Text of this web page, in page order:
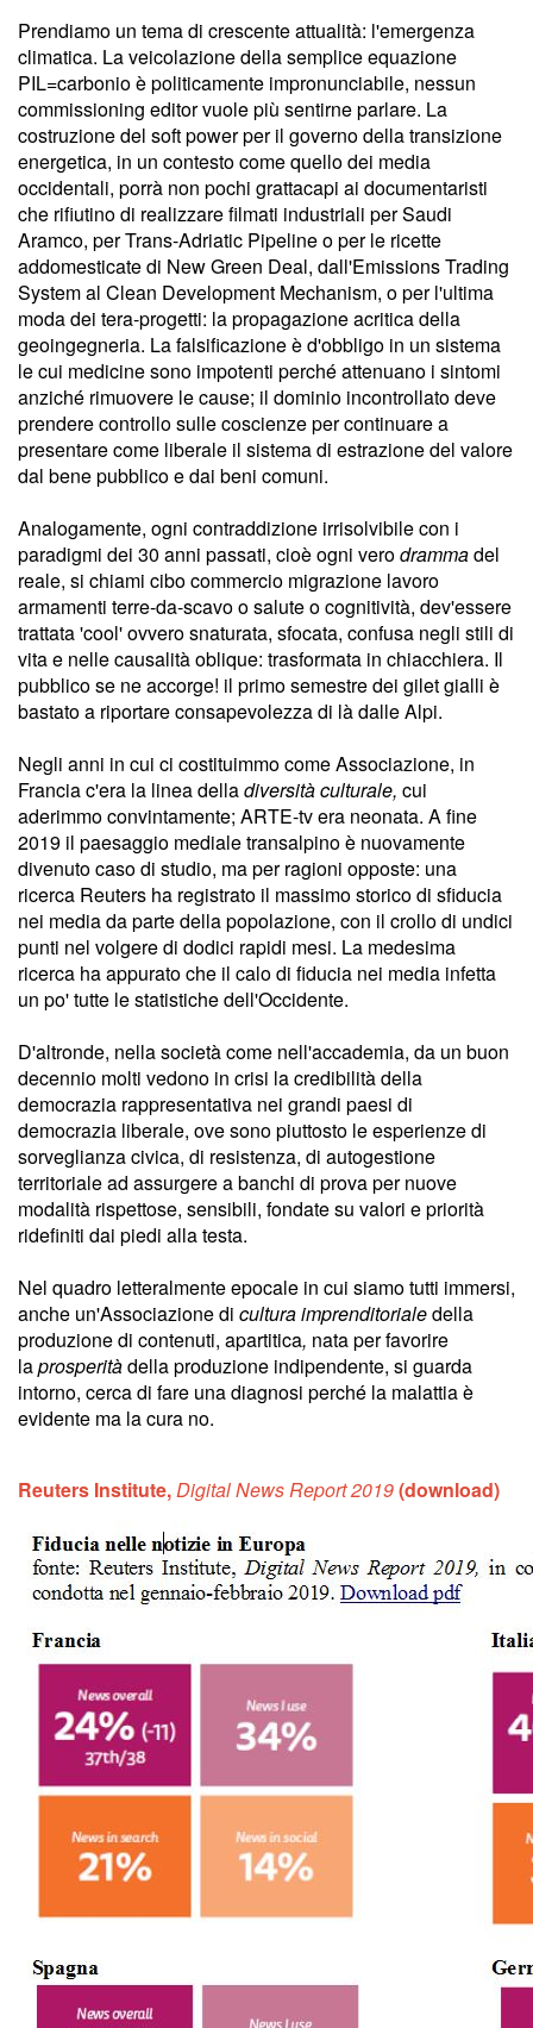
Prendiamo un tema di crescente attualità: l'emergenza
climatica. La veicolazione della semplice equazione
PIL=carbonio è politicamente impronunciabile, nessun
commissioning editor vuole più sentirne parlare. La
costruzione del soft power per il governo della transizione
energetica, in un contesto come quello dei media
occidentali, porrà non pochi grattacapi ai documentaristi
che rifiutino di realizzare filmati industriali per Saudi
Aramco, per Trans-Adriatic Pipeline o per le ricette
addomesticate di New Green Deal, dall'Emissions Trading
System al Clean Development Mechanism, o per l'ultima
moda dei tera-progetti: la propagazione acritica della
geoingegneria. La falsificazione è d'obbligo in un sistema
le cui medicine sono impotenti perché attenuano i sintomi
anziché rimuovere le cause; il dominio incontrollato deve
prendere controllo sulle coscienze per continuare a
presentare come liberale il sistema di estrazione del valore
dal bene pubblico e dai beni comuni.
Analogamente, ogni contraddizione irrisolvibile con i
paradigmi dei 30 anni passati, cioè ogni verodrammadel
reale, si chiami cibo commercio migrazione lavoro
armamenti terre-da-scavo o salute o cognitività, dev'essere
trattata 'cool' ovvero snaturata, sfocata, confusa negli stili di
vita e nelle causalità oblique: trasformata in chiacchiera. Il
pubblico se ne accorge! il primo semestre dei gilet gialli è
bastato a riportare consapevolezza di là dalle Alpi.
Negli anni in cui ci costituimmo come Associazione, in
Francia c'era la linea delladiversità culturale, cui
aderimmo convintamente; ARTE-tv era neonata. A fine
2019 il paesaggio mediale transalpino è nuovamente
divenuto caso di studio, ma per ragioni opposte: una
ricerca Reuters ha registrato il massimo storico di sfiducia
nei media da parte della popolazione, con il crollo di undici
punti nel volgere di dodici rapidi mesi. La medesima
ricerca ha appurato che il calo di fiducia nei media infetta
un po' tutte le statistiche dell'Occidente.
D'altronde, nella società come nell'accademia, da un buon
decennio molti vedono in crisi la credibilità della
democrazia rappresentativa nei grandi paesi di
democrazia liberale, ove sono piuttosto le esperienze di
sorveglianza civica, di resistenza, di autogestione
territoriale ad assurgere a banchi di prova per nuove
modalità rispettose, sensibili, fondate su valori e priorità
ridefiniti dai piedi alla testa.
Nel quadro letteralmente epocale in cui siamo tutti immersi,
anche un'Associazione di cultura imprenditorialedella
produzione di contenuti, apartitica, nata per favorire
laprosperitàdella produzione indipendente, si guarda
intorno, cerca di fare una diagnosi perché la malattia è
evidente ma la cura no.
Reuters Institute,Digital News Report 2019(download)